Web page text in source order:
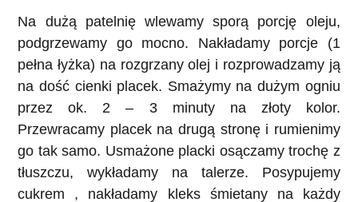
Na dużą patelnię wlewamy sporą porcję oleju,
podgrzewamy go mocno. Nakładamy porcje (1
pełna łyżka) na rozgrzany olej i rozprowadzamy ją
na dość cienki placek. Smażymy na dużym ogniu
przez ok. 2 – 3 minuty na złoty kolor.
Przewracamy placek na drugą stronę i rumienimy
go tak samo. Usmażone placki osączamy trochę z
tłuszczu, wykładamy na talerze. Posypujemy
cukrem , nakładamy kleks śmietany na każdy